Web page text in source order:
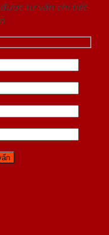
tư vấn chi tiết